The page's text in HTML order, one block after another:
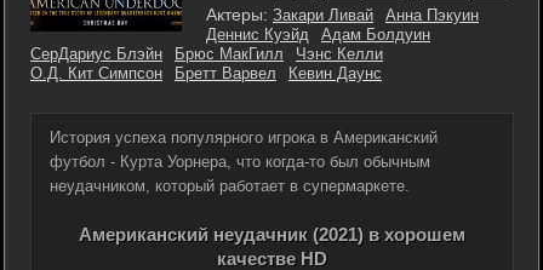
Актеры: Закари Ливай
Анна Пэкуин
Деннис Куэйд
Адам Болдуин
СерДариус Блэйн
Брюс МакГилл
Чэнс Келли
О.Д. Кит Симпсон
Бретт Варвел Кевин Даунс
История успеха популярного игрока в Американский
футбол - Курта Уорнера, что когда-то был обычным
неудачником, который работает в супермаркете.
Американский неудачник (2021) в хорошем
качестве HD